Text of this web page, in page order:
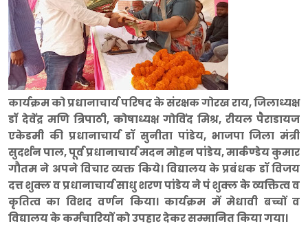
कार्यक्रम को प्रधानाचार्य परिषद के संरक्षक गोरख राय, जिलाध्यक्ष
डॉ देवेंद्र मणि त्रिपाठी, कोषाध्यक्ष गोविंद मिश्र, रीयल पैराडायज
एकेडमी की प्रधानाचार्य डॉ सुनीता पांडेय, भाजपा जिला मंत्री
सुदर्शन पाल, पूर्व प्रधानाचार्य मदन मोहन पांडेय, मार्कण्डेय कुमार
गौतम ने अपने विचार व्यक्त किये। विद्यालय के प्रबंधक डॉ विजय
दत्त शुक्ल व प्रधानाचार्य साधु शरण पांडेय ने पं शुक्ल के व्यक्तित्व व
कृतित्व का विशद वर्णन किया। कार्यक्रम में मेधावी बच्चों व
विद्यालय के कर्मचारियों को उपहार देकर सम्मानित किया गया।